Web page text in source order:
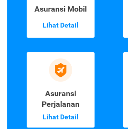
Asuransi Mobil
Lihat Detail
Asuransi
Perjalanan
Lihat Detail